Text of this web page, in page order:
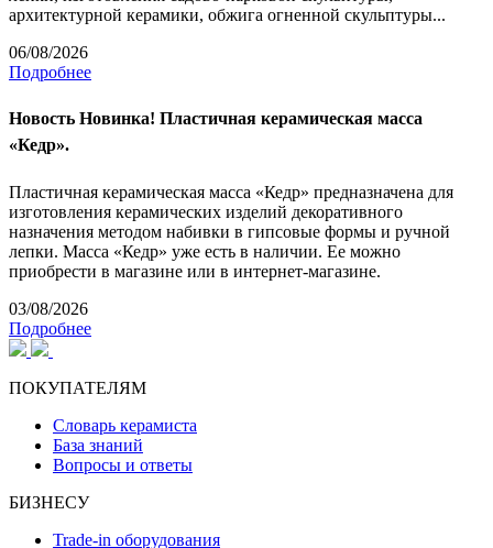
архитектурной керамики, обжига огненной скульптуры...
06/08/2026
Подробнее
Новость Новинка! Пластичная керамическая масса
«Кедр».
Пластичная керамическая масса «Кедр» предназначена для
изготовления керамических изделий декоративного
назначения методом набивки в гипсовые формы и ручной
лепки. Масса «Кедр» уже есть в наличии. Ее можно
приобрести в магазине или в интернет-магазине.
03/08/2026
Подробнее
ПОКУПАТЕЛЯМ
Словарь керамиста
База знаний
Вопросы и ответы
БИЗНЕСУ
Trade-in оборудования